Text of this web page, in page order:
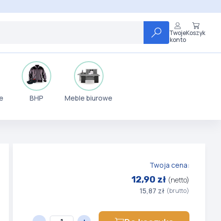
Twoje
konto
Koszyk
BHP Meble biurowe
Twoja cena:
12,90 zł (netto)
15,87 zł (brutto)